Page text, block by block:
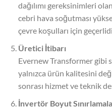
dağılımı gereksinimleri
cebri hava soğutması
çevre koşulları için
Üretici İtibarı
Evernew Transformer gibi
yalnızca ürün kalitesini
sonrası hizmet ve teknik
İnvertör Boyut